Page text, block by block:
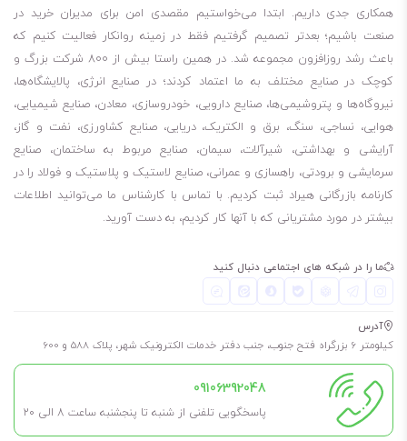
همکاری جدی داریم. ابتدا می‌خواستیم مقصدی امن برای مدیران خرید در
صنعت باشیم؛ بعدتر تصمیم گرفتیم فقط در زمینه روانکار فعالیت کنیم که
باعث رشد روزافزون مجموعه شد. در همین راستا بیش از 800 شرکت بزرگ و
کوچک در صنایع مختلف به ما اعتماد کردند؛ در صنایع انرژی، پالایشگاه‌ها،
نیروگاه‌ها و پتروشیمی‌ها، صنایع دارویی، خودروسازی، معادن، صنایع شیمیایی،
هوایی، نساجی، سنگ، برق و الکتریک، دریایی، صنایع کشاورزی، نفت و گاز،
آرایشی و بهداشتی، شیرآلات، سیمان، صنایع مربوط به ساختمان، صنایع
سرمایشی و برودتی، راهسازی و عمرانی، صنایع لاستیک و پلاستیک و فولاد را در
کارنامه بازرگانی هیراد ثبت کردیم. با تماس با کارشناس ما می‌توانید اطلاعات
بیشتر در مورد مشتریانی که با آنها کار کردیم، به دست آورید.
ما را در شبکه های اجتماعی دنبال کنید
آدرس
کیلومتر 6 بزرگراه فتح جنوب، جنب دفتر خدمات الکترونیک شهر، پلاک 588 و 600
09106392048
پاسخگویی تلفنی از شنبه تا پنجشنبه ساعت 8 الی ۲۰